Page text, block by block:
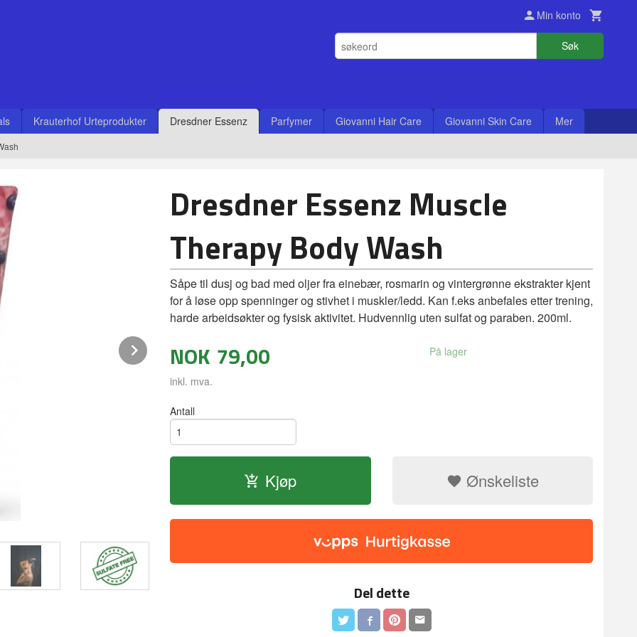
Min konto
Søk
Krauterhof Urteprodukter Dresdner Essenz Parfymer Giovanni Hair Care Giovanni Skin Care Mer
Next
Dresdner Essenz Muscle
Therapy Body Wash
Såpe til dusj og bad med oljer fra einebær, rosmarin og vintergrønne ekstrakter kjent
for å løse opp spenninger og stivhet i muskler/ledd. Kan f.eks anbefales etter trening,
harde arbeidsøkter og fysisk aktivitet. Hudvennlig uten sulfat og paraben. 200ml.
NOK 79,00
inkl. mva.
På lager
Antall
Kjøp Ønskeliste
Del dette